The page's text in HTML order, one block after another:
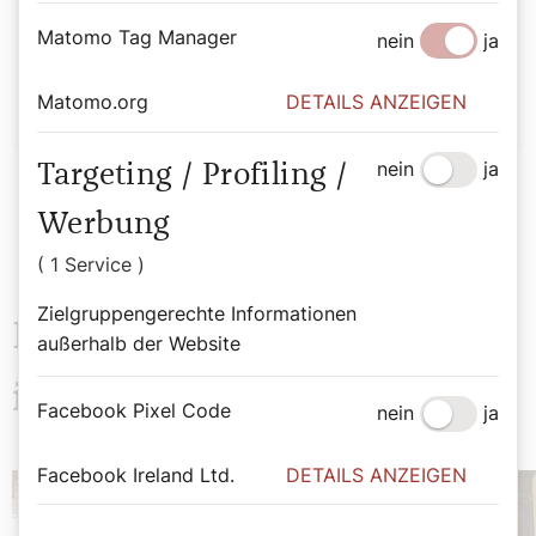
Das könnte Sie auch
interessieren
Matomo Tag Manager nein ja
Matomo.org DETAILS ANZEIGEN
Targeting / Profiling /
Werbung
( 1 Service )
Zielgruppengerechte Informationen
außerhalb der Website
nein ja
Facebook Pixel Code nein ja
Facebook Ireland Ltd. DETAILS ANZEIGEN